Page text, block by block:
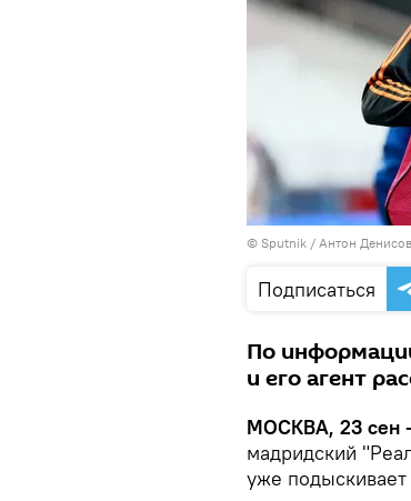
© Sputnik / Антон Денисов
Подписаться
По
и его агент
МОСКВА, 23 сен
мадридский
уже